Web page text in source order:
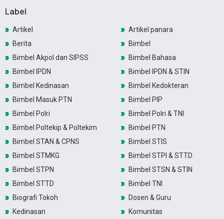
Label
Artikel
Artikel panara
Berita
Bimbel
Bimbel Akpol dan SIPSS
Bimbel Bahasa
Bimbel IPDN
Bimbel IPDN & STIN
Bimbel Kedinasan
Bimbel Kedokteran
Bimbel Masuk PTN
Bimbel PIP
Bimbel Polri
Bimbel Polri & TNI
Bimbel Poltekip & Poltekim
Bimbel PTN
Bimbel STAN & CPNS
Bimbel STIS
Bimbel STMKG
Bimbel STPI & STTD
Bimbel STPN
Bimbel STSN & STIN
Bimbel STTD
Bimbel TNI
Biografi Tokoh
Dosen & Guru
Kedinasan
Komunitas